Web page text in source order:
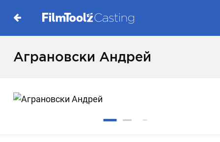
Аграновски Андрей